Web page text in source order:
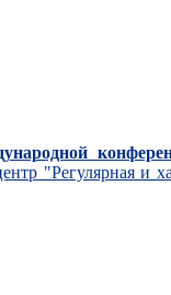
"Регулярная и